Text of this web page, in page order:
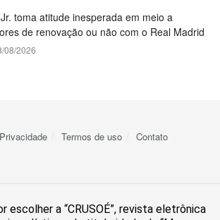
toma atitude inesperada em meio a
de renovação ou não com o Real Madrid
08/2026
Termos de uso Contato
escolher a “CRUSOÉ”, revista eletrônica